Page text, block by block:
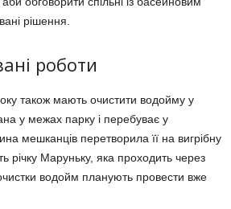
рішення.
роботи
також мають очистити водойму у
у межах парку і перебуває у
мешканців перетворила її на вигрібну
річку Маруньку, яка проходить через
водойм планують провести вже